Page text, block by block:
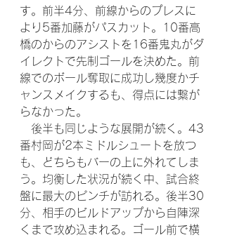
す。前半4分、前線からのプレスに
より5番加藤がパスカット。10番高
橋のからのアシストを16番鬼丸がダ
イレクトで先制ゴールを決めた。前
線でのボール奪取に成功し幾度かチ
ャンスメイクするも、得点には繋が
らなかった。
後半も同じような展開が続く。43
番村岡が2本ミドルシュートを放つ
も、どちらもバーの上に外れてしま
う。均衡した状況が続く中、試合終
盤に最大のピンチが訪れる。後半30
分、相手のビルドアップから自陣深
くまで攻め込まれる。ゴール前で横